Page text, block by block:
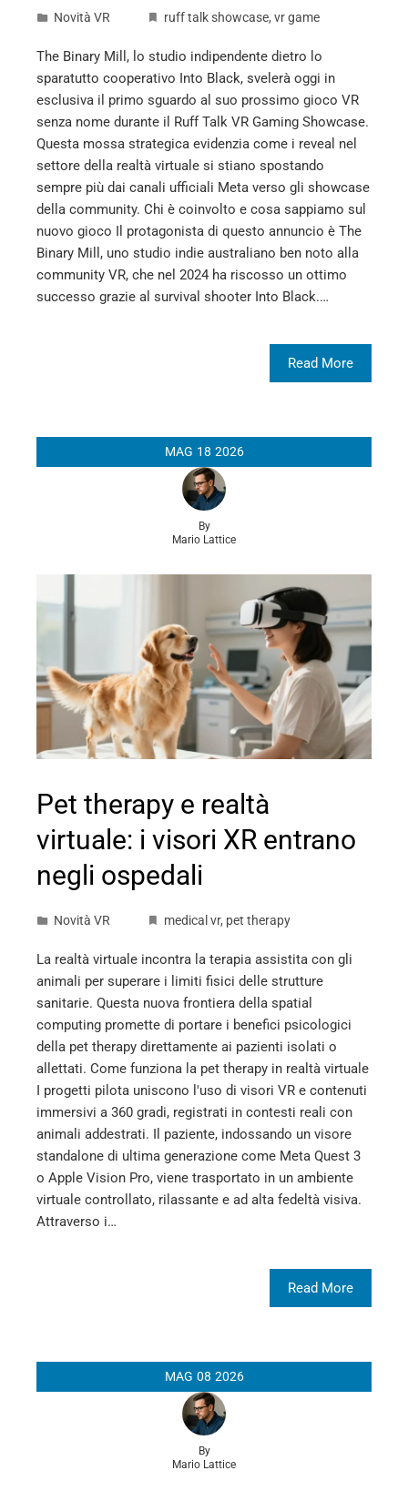
Novità VR ruff talk showcase, vr game
The Binary Mill, lo studio indipendente dietro lo
sparatutto cooperativo Into Black, svelerà oggi in
esclusiva il primo sguardo al suo prossimo gioco VR
senza nome durante il Ruff Talk VR Gaming Showcase.
Questa mossa strategica evidenzia come i reveal nel
settore della realtà virtuale si stiano spostando
sempre più dai canali ufficiali Meta verso gli showcase
della community. Chi è coinvolto e cosa sappiamo sul
nuovo gioco Il protagonista di questo annuncio è The
Binary Mill, uno studio indie australiano ben noto alla
community VR, che nel 2024 ha riscosso un ottimo
successo grazie al survival shooter Into Black.…
Read More
MAG 18 2026
By
Mario Lattice
Pet therapy e realtà
virtuale: i visori XR entrano
negli ospedali
Novità VR medical vr, pet therapy
La realtà virtuale incontra la terapia assistita con gli
animali per superare i limiti fisici delle strutture
sanitarie. Questa nuova frontiera della spatial
computing promette di portare i benefici psicologici
della pet therapy direttamente ai pazienti isolati o
allettati. Come funziona la pet therapy in realtà virtuale
I progetti pilota uniscono l'uso di visori VR e contenuti
immersivi a 360 gradi, registrati in contesti reali con
animali addestrati. Il paziente, indossando un visore
standalone di ultima generazione come Meta Quest 3
o Apple Vision Pro, viene trasportato in un ambiente
virtuale controllato, rilassante e ad alta fedeltà visiva.
Attraverso i…
Read More
MAG 08 2026
By
Mario Lattice